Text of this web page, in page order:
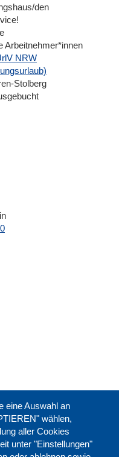
den
Arbeitnehmer*innen
NRW
Stolberg
eine Auswahl an
wählen,
aller Cookies
unter "Einstellungen"